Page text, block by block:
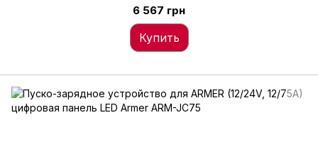
6 567 грн
Купить